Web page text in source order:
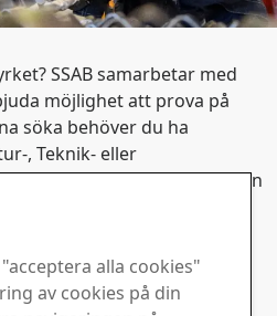
SSAB samarbetar med
möjlighet att prova på
söka behöver du ha
, Teknik- eller
också ha gymnasieexamen
alla cookies"
av cookies på din